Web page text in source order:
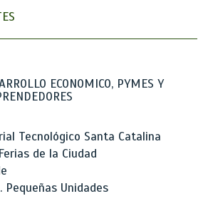
ECONOMICO, PYMES Y
Tecnológico Santa Catalina
de la Ciudad
Pequeñas Unidades